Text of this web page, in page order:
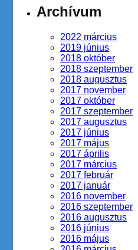
Archívum
2022 március
2019 június
2018 október
2018 szeptember
2018 augusztus
2017 november
2017 október
2017 szeptember
2017 augusztus
2017 június
2017 május
2017 április
2017 március
2017 február
2017 január
2016 november
2016 szeptember
2016 augusztus
2016 június
2016 május